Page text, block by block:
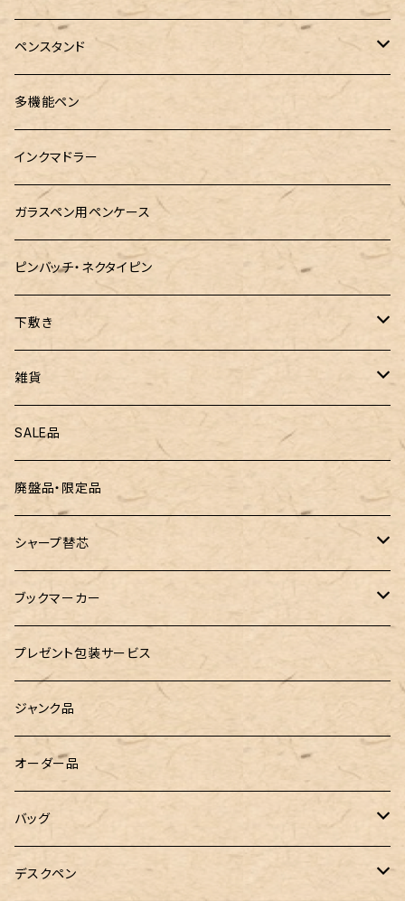
RHODIA(ロディア)
ロットリング
マルチペン
Luddite（ラダイト）
MONTEVERDE(モンテベルテ)
LAMY（ラミー）
ぺんてる
三菱鉛筆
ZEBRA（ゼブラ）
ROMEO（ロメオ）
こぶた工房
島田小割製材所
Ystudio（ワイスタジオ）
LOGステーショナリー
WATERMAN（ウォーターマン）
工房sokoharo（そこはろ）
meister by POINT(マイスターバイポイント)
島田小割製材所
Ystudio（ワイスタジオ）
工房sokoharo（そこはろ）
富士ひのき御朱印帳【巓】
黄金富士ひのき御朱印帳
御朱印帳袋・カバー
CRUCIAL（クルーシャル）御朱印帳
ペンスタンド
Ystudio（ワイスタジオ）
多機能ペン
インクマドラー
ガラスペン用ペンケース
ピンバッチ・ネクタイピン
下敷き
専用リフィル
雑貨
黒板
跳び箱小物入れ
バランスゲーム（3種の木のおもちゃ）
どんぐりころころ（木のおもちゃ）
ラジオメーター
Tempo Drop（テンポドロップ）
グラスマーカー
バッグハンガー
SALE品
廃盤品・限定品
シャープ替芯
ぺんてる
廃盤品 Ain シュタイン 0.3
廃盤品 Ain シュタイン 0.2
ブックマーカー
ペーパーペン by if
プレゼント包装サービス
ジャンク品
オーダー品
バッグ
&Liebe(アンドリーベ)
デスクペン